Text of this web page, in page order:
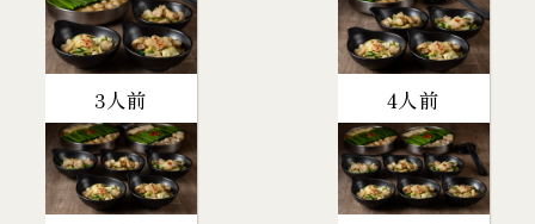
3人前 4人前